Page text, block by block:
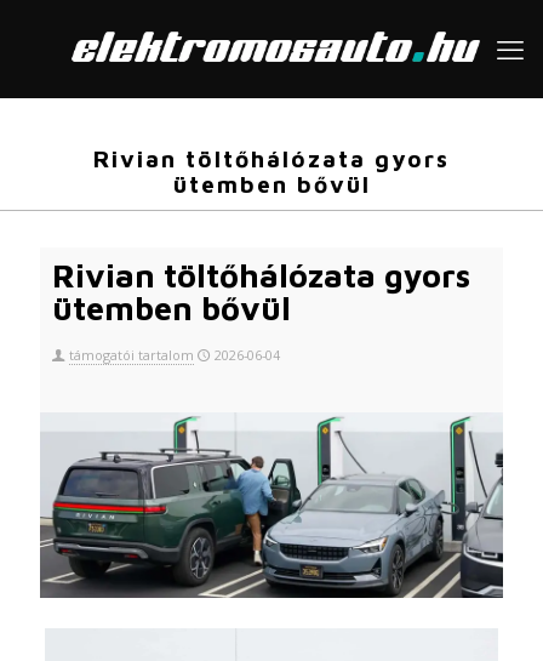
Rivian töltőhálózata gyors
ütemben bővül
Rivian töltőhálózata gyors
ütemben bővül
támogatói tartalom 2026-06-04